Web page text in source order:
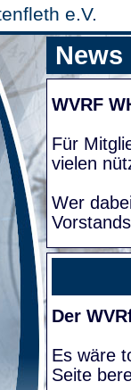
e.V.
News
WVRF
Für
vielen
Wer
Der
Es wäre
Seite